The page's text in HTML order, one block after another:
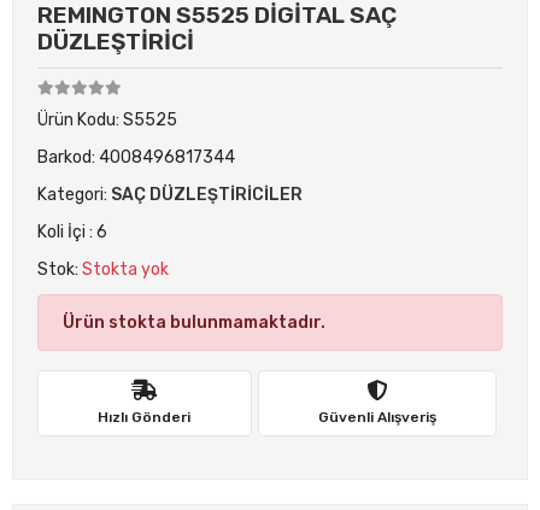
REMINGTON S5525 DİGİTAL SAÇ
DÜZLEŞTİRİCİ
Ürün Kodu: S5525
Barkod: 4008496817344
Kategori: SAÇ DÜZLEŞTİRİCİLER
Koli İçi : 6
Stok: Stokta yok
Ürün stokta bulunmamaktadır.
Hızlı Gönderi Güvenli Alışveriş